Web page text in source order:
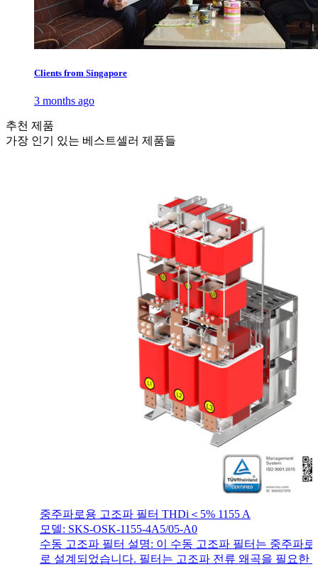
Clients from Singapore
3 months ago
추천 제품
가장 인기 있는 베스트셀러 제품들
중주파로용 고조파 필터 THDi＜5% 1155 A
모델: SKS-OSK-1155-4A5/05-A0
수동 고조파 필터 설명: 이 수동 고조파 필터는 중주파로
로 설계되었습니다. 필터는 고조파 전류 왜곡을 필요한